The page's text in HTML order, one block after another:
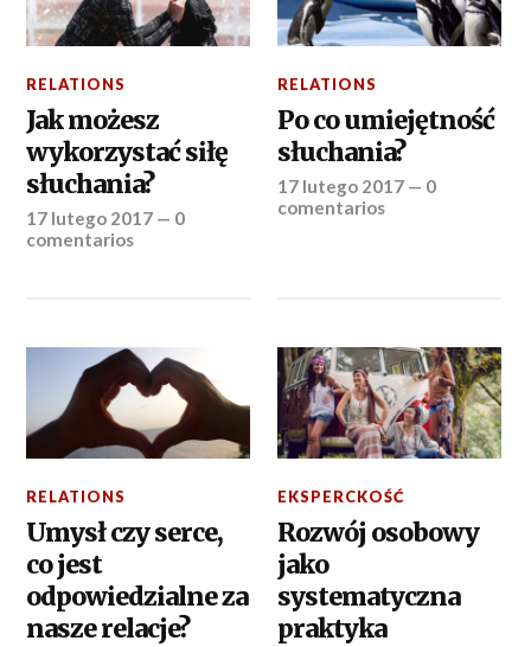
RELATIONS
Jak możesz
wykorzystać siłę
słuchania?
17 lutego 2017 — 0
comentarios
RELATIONS
Po co umiejętność
słuchania?
17 lutego 2017 — 0
comentarios
RELATIONS
Umysł czy serce,
co jest
odpowiedzialne za
nasze relacje?
EKSPERCKOŚĆ
Rozwój osobowy
jako
systematyczna
praktyka